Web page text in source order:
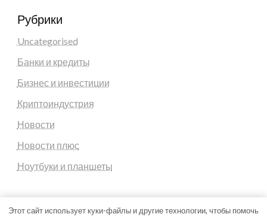
Рубрики
Uncategorised
Банки и кредиты
Бизнес и инвестиции
Криптоиндустрия
Новости
Новости плюс
Ноутбуки и планшеты
Этот сайт использует куки-файлы и другие технологии, чтобы помочь